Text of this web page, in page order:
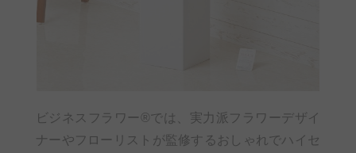
ビジネスフラワー®では、実力派フラワーデザイ
ナーやフローリストが監修するおしゃれでハイセ